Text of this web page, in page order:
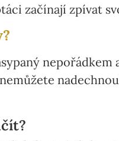
začínají zpívat